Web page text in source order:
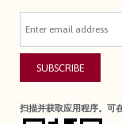
SUBSCRIBE
扫描并获取应用程序。可